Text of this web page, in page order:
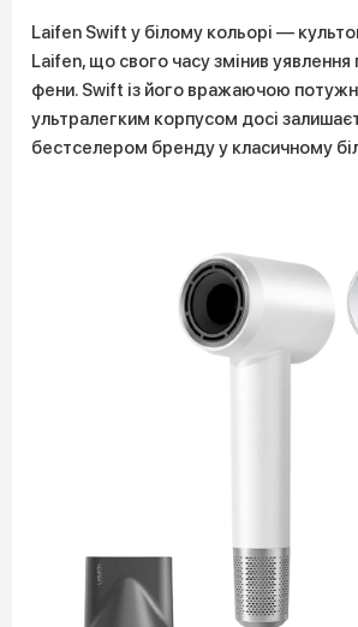
Laifen Swift у білому кольорі —
Laifen, що свого часу змінив
фени. Swift із його вражаючою
ультралегким корпусом досі
бестселером бренду у класичному